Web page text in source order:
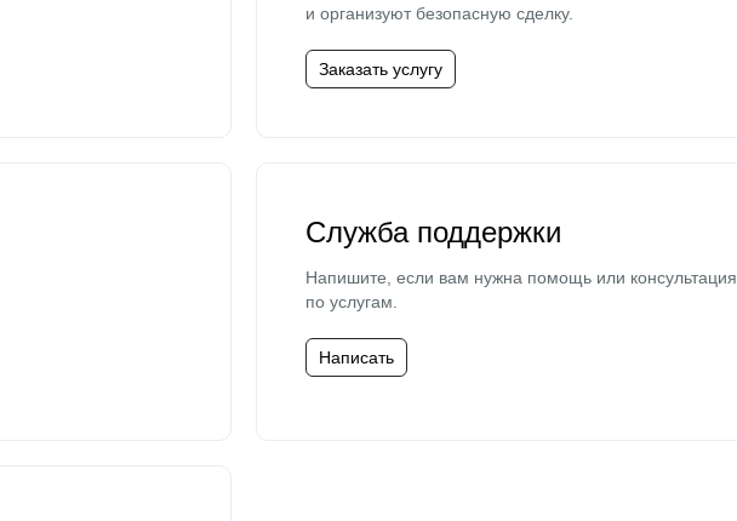
и организуют безопасную сделку.
Заказать услугу
Служба поддержки
Напишите, если вам нужна помощь или консультация
по услугам.
Написать